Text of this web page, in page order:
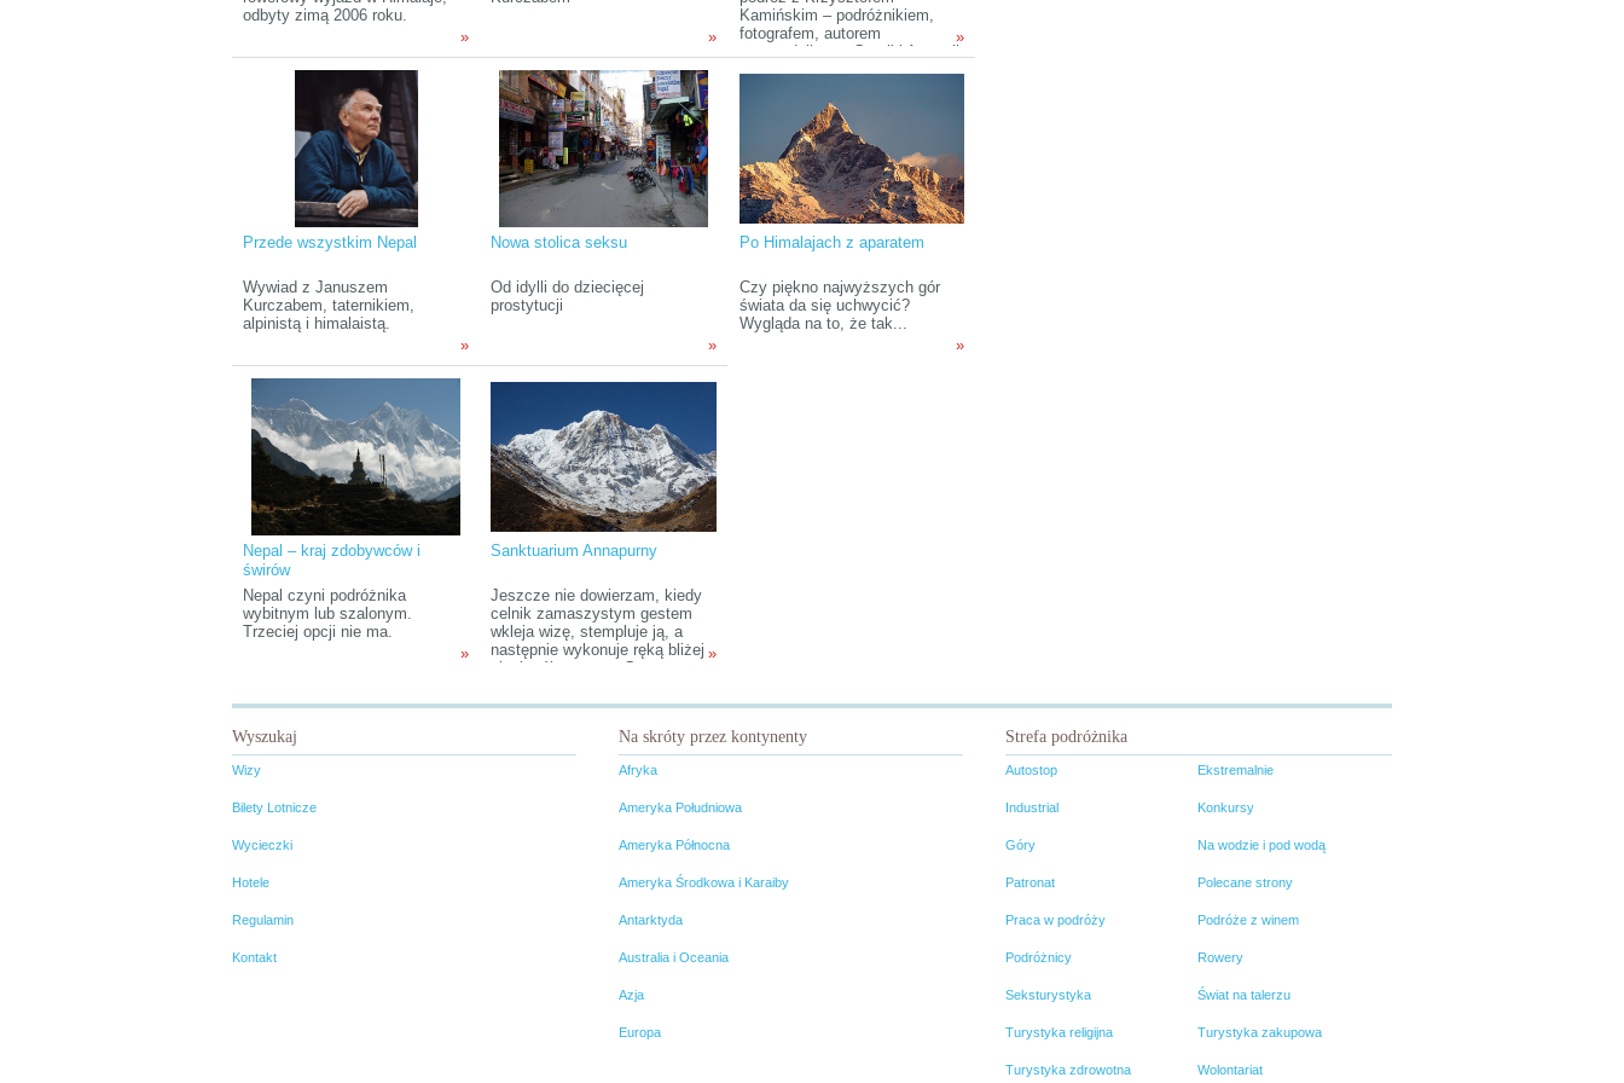
odbyty zimą 2006 roku.
»
»
Kamińskim – podróżnikiem,
fotografem, autorem
przewodnika po Gruzji i Armenii
oraz współorganizatorem
Bielsku-Białej. Naszą wyprawę
zaczynamy w Rumunii, potem
pojedziemy koleją
transsyberyjską z Moskwy do
Irkucka. Przez Mongolię i Indie
dotrzemy do Nepalu. W planach
mamy również odwiedzenie
Magicznego Zakaukazia. A więc
zaczynamy!
»
Przede wszystkim Nepal
Wywiad z Januszem
Kurczabem, taternikiem,
alpinistą i himalaistą.
»
Nowa stolica seksu
Od idylli do dziecięcej
prostytucji
»
Po Himalajach z aparatem
Czy piękno najwyższych gór
świata da się uchwycić?
Wygląda na to, że tak...
»
Nepal – kraj zdobywców i
świrów
Nepal czyni podróżnika
wybitnym lub szalonym.
Trzeciej opcji nie ma.
»
Sanktuarium Annapurny
Jeszcze nie dowierzam, kiedy
celnik zamaszystym gestem
wkleja wizę, stempluje ją, a
następnie wykonuje ręką bliżej
nieokreślony gest. Gest
tam udajemy się, by
dla nas nierealny plan trekkingu
do bazy wypadowej na
»
Wyszukaj
Wizy
Bilety Lotnicze
Wycieczki
Hotele
Regulamin
Kontakt
Na skróty przez kontynenty
Afryka
Ameryka Południowa
Ameryka Północna
Ameryka Środkowa i Karaiby
Antarktyda
Australia i Oceania
Azja
Europa
Strefa podróżnika
Autostop Ekstremalnie
Industrial Konkursy
Góry Na wodzie i pod wodą
Patronat Polecane strony
Praca w podróży Podróże z winem
Podróżnicy Rowery
Seksturystyka Świat na talerzu
Turystyka religijna Turystyka zakupowa
Turystyka zdrowotna Wolontariat